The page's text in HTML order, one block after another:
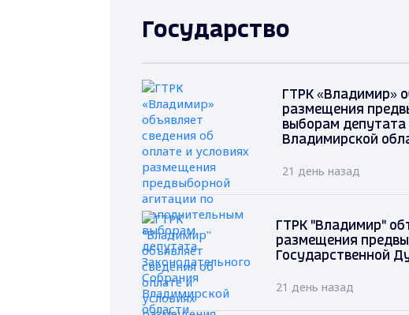
Государство
ГТРК «Владимир»
размещения
выборам депутата
Владимирской
21 день назад
ГТРК "Владимир"
размещения
Государственной
21 день назад